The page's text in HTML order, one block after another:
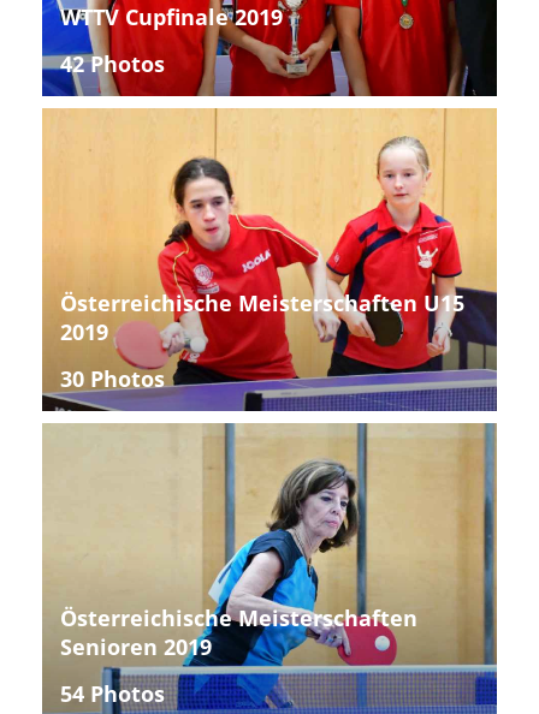
WTTV Cupfinale 2019
42 Photos
Österreichische Meisterschaften U15
2019
30 Photos
Österreichische Meisterschaften
Senioren 2019
54 Photos